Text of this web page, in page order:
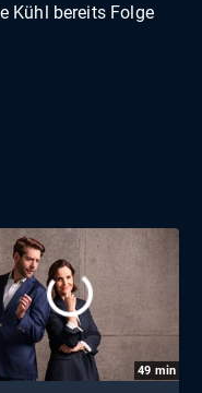
Kühl bereits Folge
49 min